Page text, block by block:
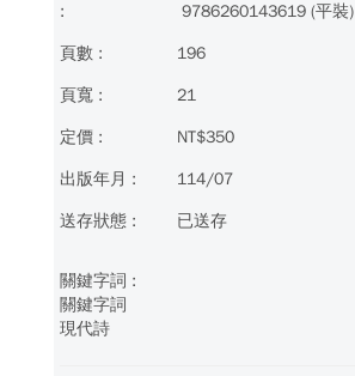
9786260143619 (平裝)
196
21
NT$350
114/07
已送存
關鍵字詞
現代詩